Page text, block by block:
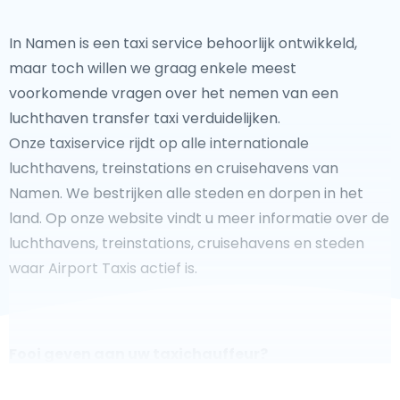
In Namen is een taxi service behoorlijk ontwikkeld,
maar toch willen we graag enkele meest
voorkomende vragen over het nemen van een
luchthaven transfer taxi verduidelijken.
Onze taxiservice rijdt op alle internationale
luchthavens, treinstations en cruisehavens van
Namen. We bestrijken alle steden en dorpen in het
land. Op onze website vindt u meer informatie over de
luchthavens, treinstations, cruisehavens en steden
waar Airport Taxis actief is.